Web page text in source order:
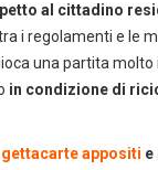
al cittadino
tra i regolamenti e le
una partita
in condizione di
gettacarte appositi e